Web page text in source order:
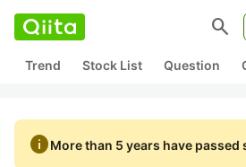
search
Trend Stock List Question
infoMore than 5 years have passed